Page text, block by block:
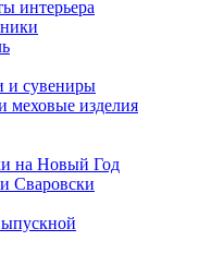
интерьера
и сувениры
меховые изделия
на Новый Год
Сваровски